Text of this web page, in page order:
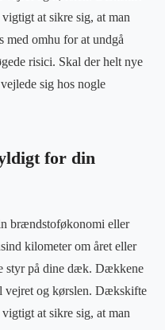
at sikre sig, at man
omhu for at undgå
risici. Skal der helt nye
sig hos nogle
for din
brændstoføkonomi eller
kilometer om året eller
styr på dine dæk. Dækkene
vejret og kørslen. Dækskifte
at sikre sig, at man